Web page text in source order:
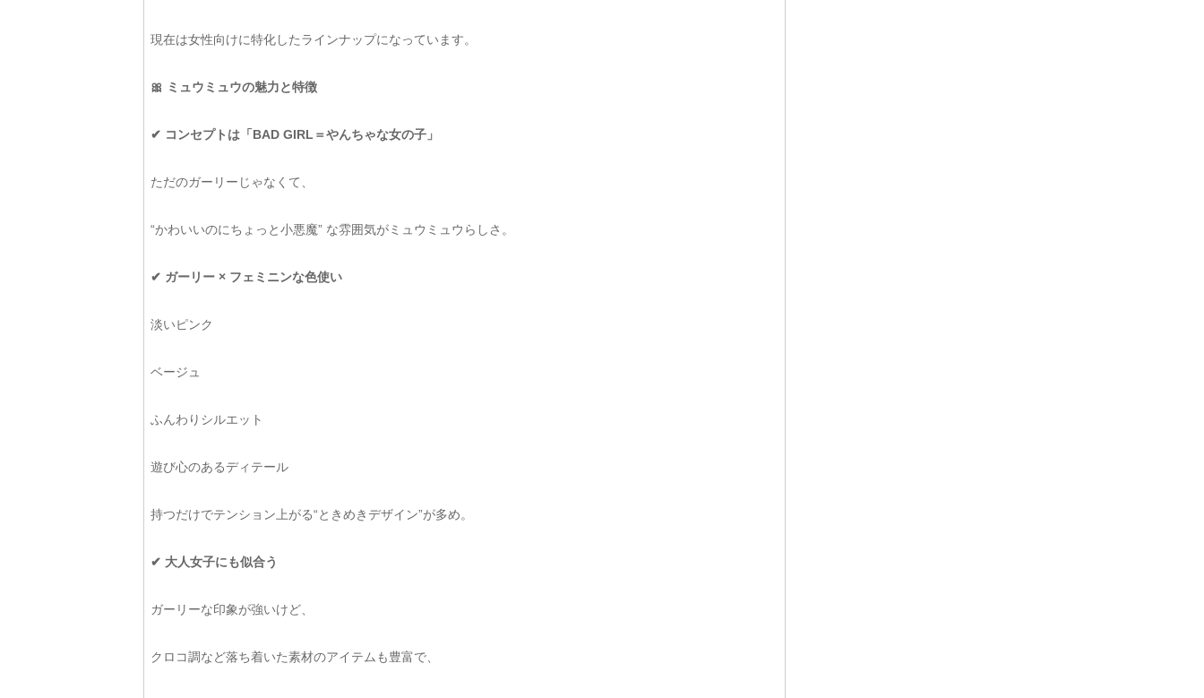
現在は女性向けに特化したラインナップになっています。
🎀 ミュウミュウの魅力と特徴
✔ コンセプトは「BAD GIRL＝やんちゃな女の子」
ただのガーリーじゃなくて、
“かわいいのにちょっと小悪魔” な雰囲気がミュウミュウらしさ。
✔ ガーリー × フェミニンな色使い
淡いピンク
ベージュ
ふんわりシルエット
遊び心のあるディテール
持つだけでテンション上がる“ときめきデザイン”が多め。
✔ 大人女子にも似合う
ガーリーな印象が強いけど、
クロコ調など落ち着いた素材のアイテムも豊富で、